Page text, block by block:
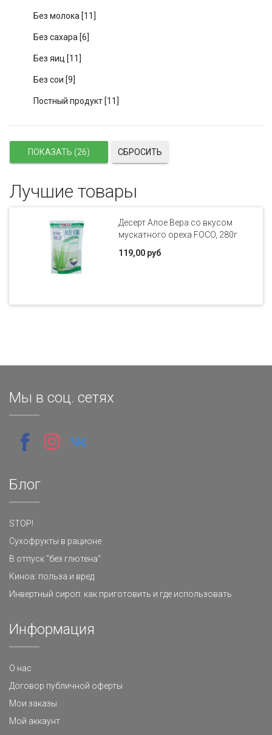
Без молока [11]
Без сахара [6]
Без яиц [11]
Без сои [9]
Постный продукт [11]
СБРОСИТЬ
Лучшие товары
Десерт Алое Вера со вкусом
мускатного ореха FOCO, 280г
119,00 руб
Мы в соц. сетях
Блог
STOP!
Сухофрукты в рационе
В отпуск "без глютена"
Киноа: польза и вред
Инвертный сироп: как приготовить и где использовать
Информация
О нас
Договор публичной оферты
Мои заказы
Мой аккаунт